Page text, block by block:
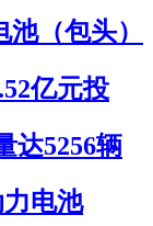
（包头）
亿元投
达5256辆
电池